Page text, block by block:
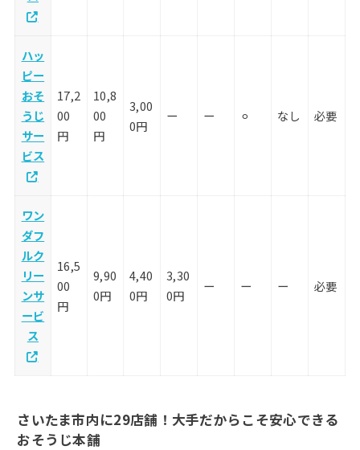
ハッ
ピー
おそ
うじ
サー
ビス
17,2
00
円
10,8
00
円
3,00
0円
ー ー ⚪︎ なし 必要
ワン
ダフ
ルク
リー
ンサ
ービ
ス
16,5
00
円
9,90
0円
4,40
0円
3,30
0円
ー ー ー 必要
さいたま市内に29店舗！大手だからこそ安心できる
おそうじ本舗